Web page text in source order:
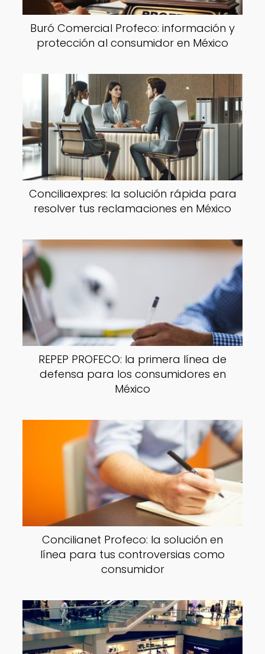
Buró Comercial Profeco: información y
protección al consumidor en México
Conciliaexpres: la solución rápida para
resolver tus reclamaciones en México
REPEP PROFECO: la primera línea de
defensa para los consumidores en
México
Concilianet Profeco: la solución en
línea para tus controversias como
consumidor